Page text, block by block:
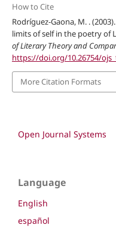
How to Cite
Rodríguez-Gaona, M. .
limits of self in the poetry of
of Literary Theory and
https://doi.org/10.26754/
More Citation Formats
Open Journal Systems
Language
English
español